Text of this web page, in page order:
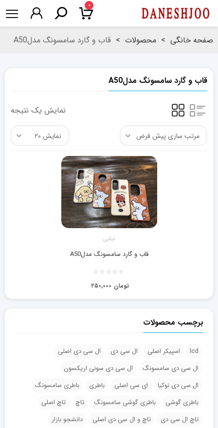
۰
صفحه خانگی > محصولات > قاب و گارد سامسونگ مدلA50
قاب و گارد سامسونگ مدلA50
نمایش یک نتیجه
جانبی
قاب و گارد سامسونگ مدلA50
۲۵۰,۰۰۰ تومان
برچسب محصولات
lcd اسپیکر اصلی ال سی دی
ال سی دی اصلی
ال سی دی سامسونگ
ال سی دی سونی اریکسون
ال سی دی نوکیا
ای سی اصلی باطری
باطری سامسونگ
باطری گوشی
باطری گوشی سامسونگ تاچ
تاچ اصلی
تاچ ال سی دی
تاچ و ال سی دی اصلی
دانشجو بازار